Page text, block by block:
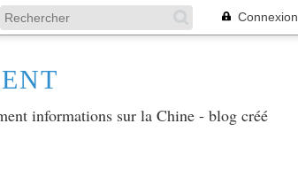
Connexion
informations sur la Chine - blog créé